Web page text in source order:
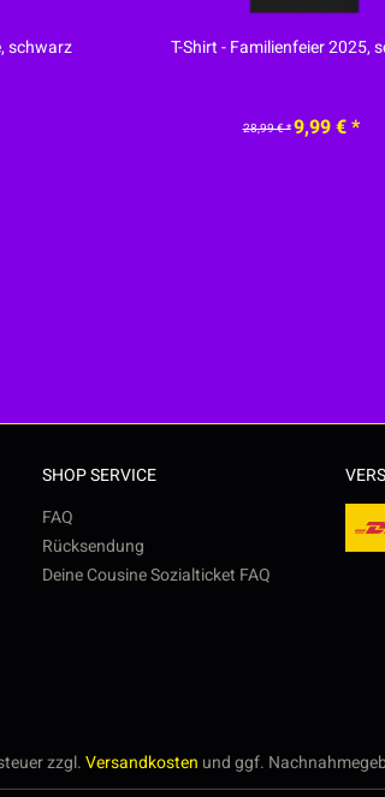
schwarz T-Shirt - Familienfeier 2025,
28,99 € *9,99 € *
SHOP SERVICE
FAQ
Rücksendung
Deine Cousine Sozialticket FAQ
zzgl.Versandkosten und ggf.